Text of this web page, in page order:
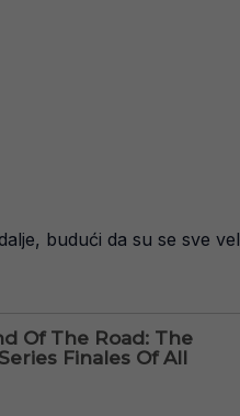
budući da su se sve